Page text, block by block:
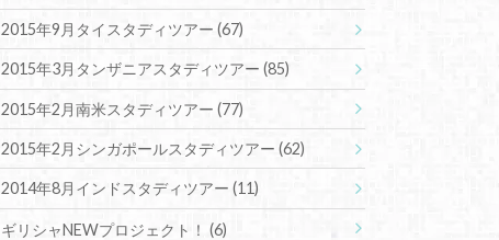
2015年9月タイスタディツアー(67)
2015年3月タンザニアスタディツアー(85)
2015年2月南米スタディツアー(77)
2015年2月シンガポールスタディツアー(62)
2014年8月インドスタディツアー(11)
ギリシャNEWプロジェクト！(6)